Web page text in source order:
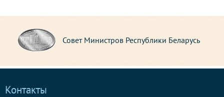
Совет Министров Республики Беларусь
Контакты